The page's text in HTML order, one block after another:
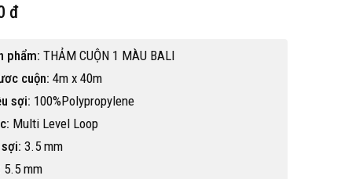
đ
phẩm: THẢM CUỘN 1 MÀU BALI
cuộn: 4m x 40m
sợi: 100%Polypropylene
Multi Level Loop
3.5 mm
5.5 mm